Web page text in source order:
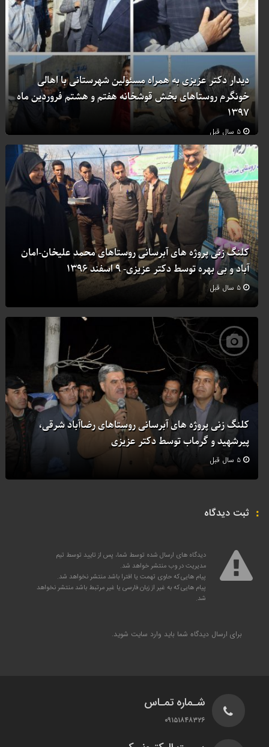
دیدار دکتر عزیزی به همراه مسئولین شهرستانی با اهالی
خونگرم روستاهای بخش قوشخانه هفتم و هشتم فروردین ماه
۱۳۹۷
۵ سال قبل
کلنگ زنی پروژه های آبرسانی روستاهای محمد علیخان-امان
آباد و بی بهره توسط دکتر عزیزی- ۹ اسفند ۱۳۹۶
۵ سال قبل
کلنگ زنی پروژه های آبرسانی روستاهای رضاآباد شرقی،
پیرشهید و گرماب توسط دکتر عزیزی
۵ سال قبل
ثبت دیدگاه
دیدگاه های ارسال شده توسط شما، پس از تایید توسط تیم
مدیریت در وب منتشر خواهد شد.
پیام هایی که حاوی تهمت یا افترا باشد منتشر نخواهد شد.
پیام هایی که به غیر از زبان فارسی یا غیر مرتبط باشد منتشر نخواهد
شد.
برای ارسال دیدگاه شما باید وارد سایت شوید.
شـماره تمـاس
۰۹۱۵۱۸۴۸۳۲۶